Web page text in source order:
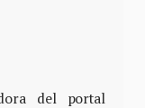
del portal